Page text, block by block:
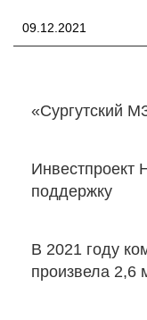
09.12.2021
«Сургутский
Инвестпроект
поддержку
В 2021 году
произвела 2,6